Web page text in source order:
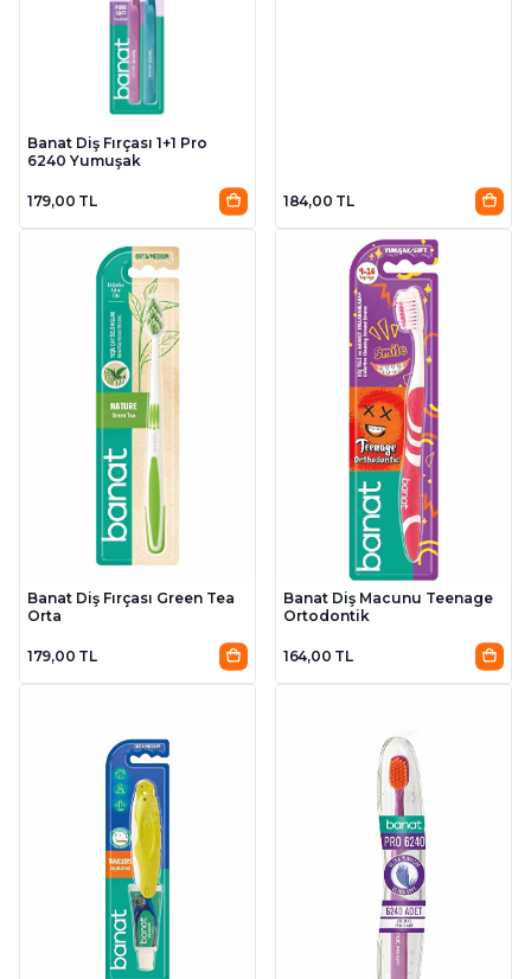
Banat Diş Fırçası 1+1 Pro
6240 Yumuşak
179,00 TL 184,00 TL
Banat Diş Fırçası Green Tea
Orta
179,00 TL
Banat Diş Macunu Teenage
Ortodontik
164,00 TL